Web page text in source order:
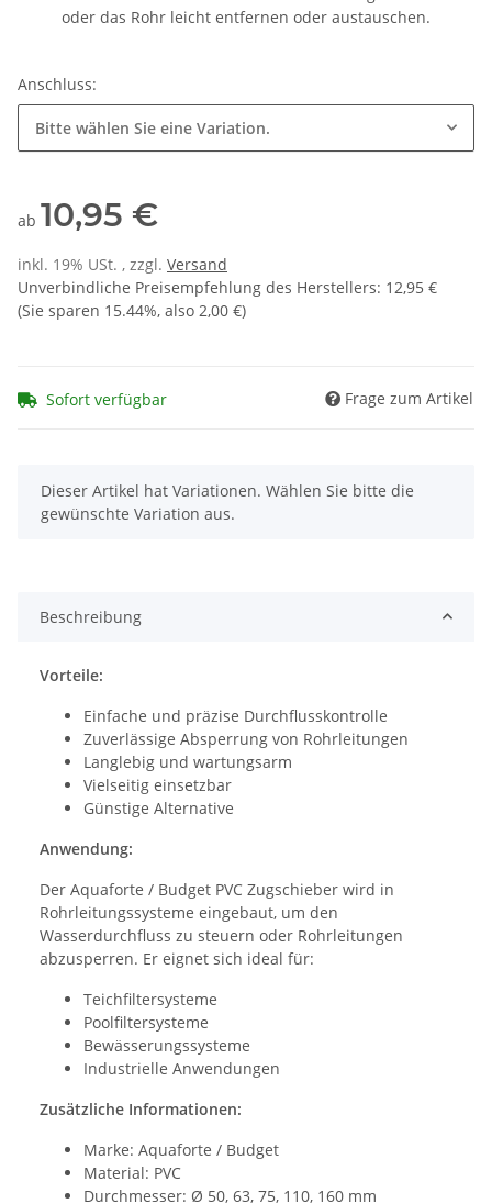
oder das Rohr leicht entfernen oder austauschen.
Anschluss:
Bitte wählen Sie eine Variation.
ab 10,95 €
inkl. 19% USt. , zzgl. Versand
Unverbindliche Preisempfehlung des Herstellers: 12,95 €
(Sie sparen 15.44%, also 2,00 €)
Sofort verfügbar Frage zum Artikel
x
Dieser Artikel hat Variationen. Wählen Sie bitte die
gewünschte Variation aus.
Beschreibung
Vorteile:
Einfache und präzise Durchflusskontrolle
Zuverlässige Absperrung von Rohrleitungen
Langlebig und wartungsarm
Vielseitig einsetzbar
Günstige Alternative
Anwendung:
Der Aquaforte / Budget PVC Zugschieber wird in
Rohrleitungssysteme eingebaut, um den
Wasserdurchfluss zu steuern oder Rohrleitungen
abzusperren. Er eignet sich ideal für:
Teichfiltersysteme
Poolfiltersysteme
Bewässerungssysteme
Industrielle Anwendungen
Zusätzliche Informationen:
Marke: Aquaforte / Budget
Material: PVC
Durchmesser: Ø 50, 63, 75, 110, 160 mm